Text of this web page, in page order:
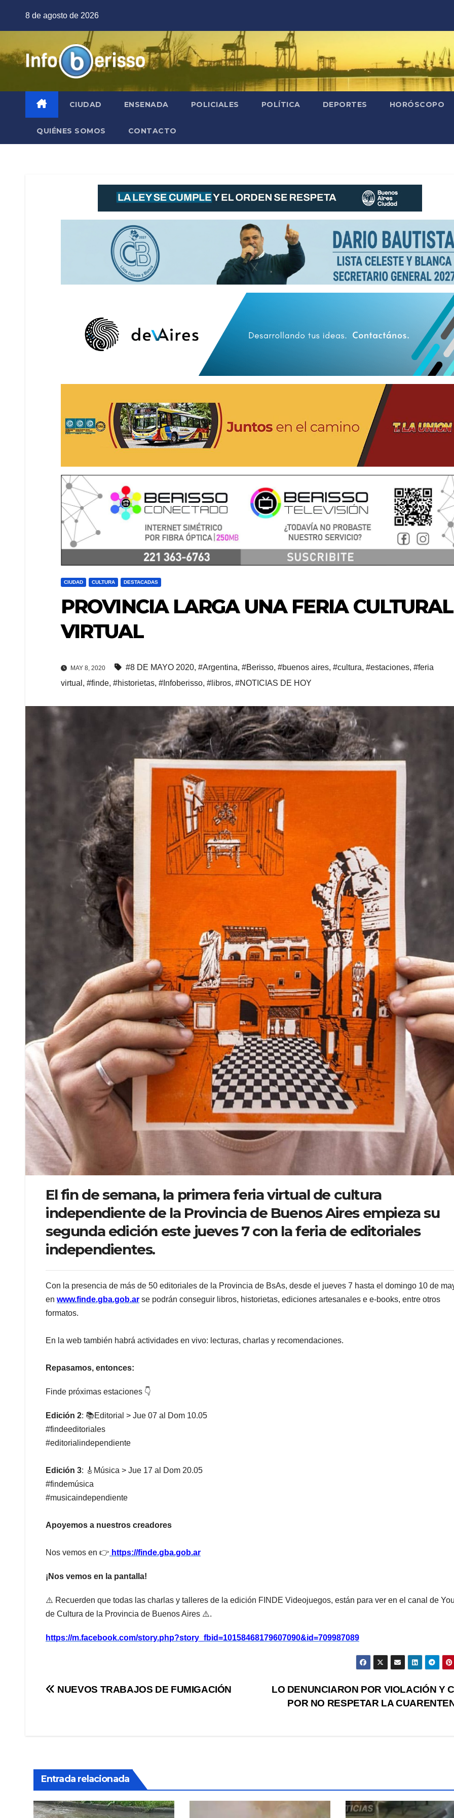
8 de agosto de 2026
CIUDAD ENSENADA POLICIALES POLÍTICA DEPORTES HORÓSCOPO
QUIÉNES SOMOS CONTACTO
CIUDAD CULTURA DESTACADAS
PROVINCIA LARGA UNA FERIA CULTURAL
VIRTUAL
MAY 8, 2020 #8 DE MAYO 2020, #Argentina, #Berisso, #buenos aires, #cultura, #estaciones, #feria
virtual , #finde, #historietas, #Infoberisso, #libros, #NOTICIAS DE HOY
El fin de semana, la primera feria virtual de cultura
independiente de la Provincia de Buenos Aires empieza su
segunda edición este jueves 7 con la feria de editoriales
independientes.
Con la presencia de más de 50 editoriales de la Provincia de BsAs, desde el jueves 7 hasta el domingo 10 de
en www.finde.gba.gob.ar se podrán conseguir libros, historietas, ediciones artesanales e e-books, entre otros
formatos.
En la web también habrá actividades en vivo: lecturas, charlas y recomendaciones.
Repasamos, entonces:
Finde próximas estaciones 👇
Edición 2: 📚Editorial > Jue 07 al Dom 10.05
#findeeditoriales
#editorialindependiente
Edición 3: 🎸Música > Jue 17 al Dom 20.05
#findemúsica
#musicaindependiente
Apoyemos a nuestros creadores
Nos vemos en 👉 https://finde.gba.gob.ar
¡Nos vemos en la pantalla!
⚠️ Recuerden que todas las charlas y talleres de la edición FINDE Videojuegos, están para ver en el canal de
de Cultura de la Provincia de Buenos Aires ⚠️.
https://m.facebook.com/story.php?story_fbid=10158468179607090&id=709987089
Navegación
LO DENUNCIARON POR VIOLACIÓN Y
POR NO RESPETAR LA
NUEVOS TRABAJOS DE FUMIGACIÓN
Entrada relacionada